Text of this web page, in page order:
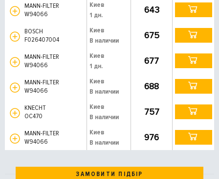
MANN-FILTER
W94066
Киев
1 дн.
643
BOSCH
F026407004
Киев
В наличии
675
MANN-FILTER
W94066
Киев
1 дн.
677
MANN-FILTER
W94066
Киев
В наличии
688
KNECHT
OC470
Киев
В наличии
757
MANN-FILTER
W94066
Киев
В наличии
976
ЗАМОВИТИ ПІДБІР